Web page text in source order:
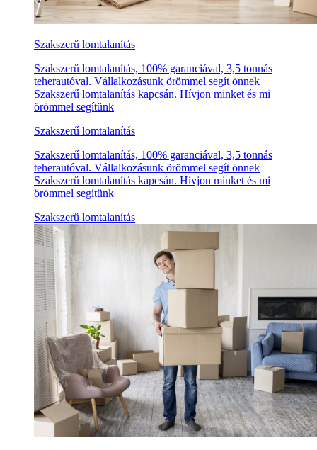
Szakszerű lomtalanítás
Szakszerű lomtalanítás, 100% garanciával, 3,5 tonnás
teherautóval. Vállalkozásunk örömmel segít önnek
Szakszerű lomtalanítás kapcsán. Hívjon minket és mi
örömmel segítünk
Szakszerű lomtalanítás
Szakszerű lomtalanítás, 100% garanciával, 3,5 tonnás
teherautóval. Vállalkozásunk örömmel segít önnek
Szakszerű lomtalanítás kapcsán. Hívjon minket és mi
örömmel segítünk
Szakszerű lomtalanítás